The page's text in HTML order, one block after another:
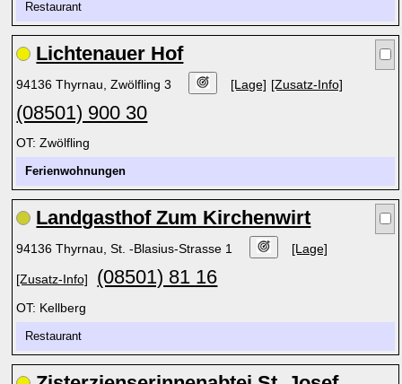
Restaurant
Lichtenauer Hof
94136 Thyrnau, Zwölfling 3 [Lage] [Zusatz-Info]
(08501) 900 30
OT: Zwölfling
Ferienwohnungen
Landgasthof Zum Kirchenwirt
94136 Thyrnau, St. -Blasius-Strasse 1 [Lage]
[Zusatz-Info] (08501) 81 16
OT: Kellberg
Restaurant